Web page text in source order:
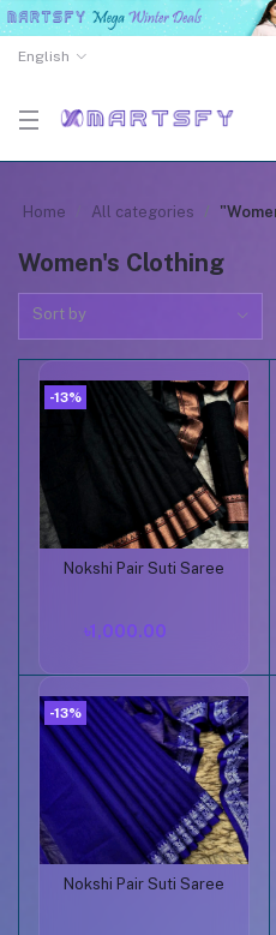
English
Home All categories
Women's Clothing
Sort by
-13%
Buy Now
Nokshi Pair Suti Saree
৳1,000.00
-13%
Buy Now
Nokshi Pair Suti Saree